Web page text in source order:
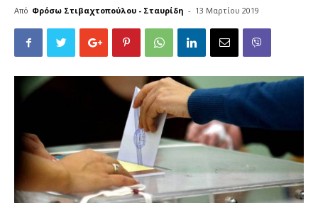
Από Φρόσω Στιβαχτοπούλου - Σταυρίδη - 13 Μαρτίου 2019